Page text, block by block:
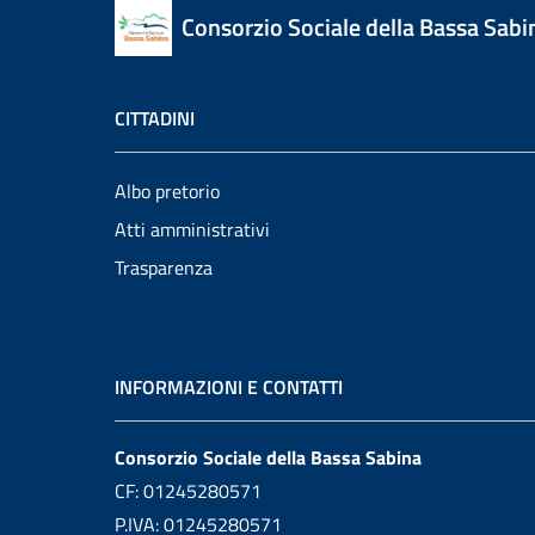
Consorzio Sociale della Bassa
CITTADINI
Albo pretorio
Atti amministrativi
Trasparenza
INFORMAZIONI E CONTATTI
Consorzio Sociale della Bassa Sabina
CF: 01245280571
P.IVA: 01245280571